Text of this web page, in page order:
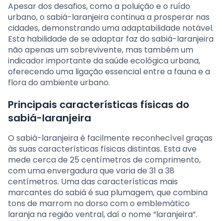
Apesar dos desafios, como a poluição e o ruído
urbano, o sabiá-laranjeira continua a prosperar nas
cidades, demonstrando uma adaptabilidade notável.
Esta habilidade de se adaptar faz do sabiá-laranjeira
não apenas um sobrevivente, mas também um
indicador importante da saúde ecológica urbana,
oferecendo uma ligação essencial entre a fauna e a
flora do ambiente urbano.
Principais características físicas do
sabiá-laranjeira
O sabiá-laranjeira é facilmente reconhecível graças
às suas características físicas distintas. Esta ave
mede cerca de 25 centímetros de comprimento,
com uma envergadura que varia de 31 a 38
centímetros. Uma das características mais
marcantes do sabiá é sua plumagem, que combina
tons de marrom no dorso com o emblemático
laranja na região ventral, daí o nome “laranjeira”.